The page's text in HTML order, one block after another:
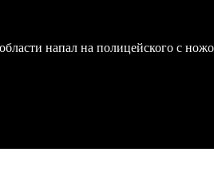
напал на полицейского с